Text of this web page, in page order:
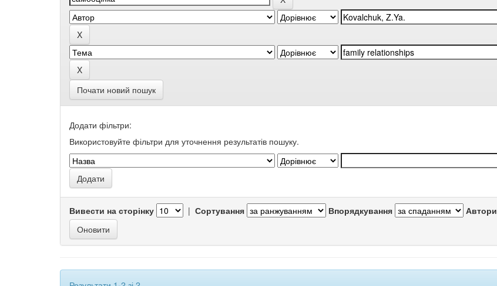
Почати новий пошук
Додати фільтри:
Використовуйте фільтри для уточнення результатів пошуку.
Вивести на сторінку | Сортування Впорядкування Автори